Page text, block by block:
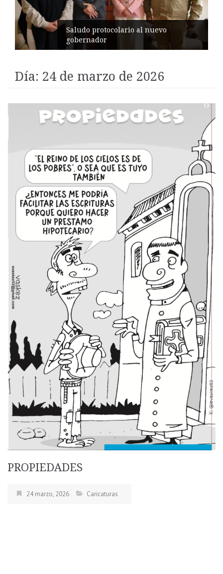
Pelileo conmemora 77 años del
terremoto
Día: 24 de marzo de 2026
PROPIEDADES
24 marzo, 2026 Caricaturas